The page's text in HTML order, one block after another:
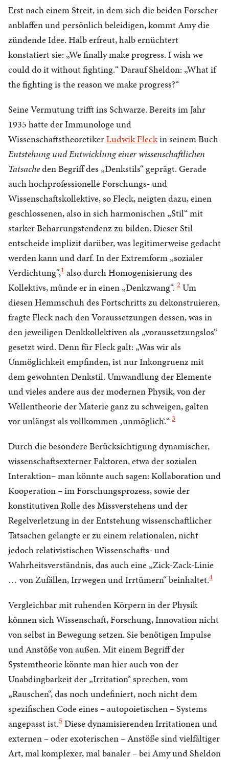
Erst nach einem Streit, in dem sich die beiden Forscher
anblaffen und persönlich beleidigen, kommt Amy die
zündende Idee. Halb erfreut, halb ernüchtert
konstatiert sie: „We finally make progress. I wish we
could do it without fighting.“ Darauf Sheldon: „What if
the fighting is the reason we make progress?“
Seine Vermutung trifft ins Schwarze. Bereits im Jahr
1935 hatte der Immunologe und
WissenschaftstheoretikerLudwik Fleckin seinem Buch
Entstehung und Entwicklung einer wissenschaftlichen
Tatsacheden Begriff des „Denkstils“ geprägt. Gerade
auch hochprofessionelle Forschungs- und
Wissenschaftskollektive, so Fleck, neigten dazu, einen
geschlossenen, also in sich harmonischen „Stil“ mit
starker Beharrungstendenz zu bilden. Dieser Stil
entscheide implizit darüber, was legitimerweise gedacht
werden kann und darf. In der Extremform „sozialer
Verdichtung“,1 also durch Homogenisierung des
Kollektivs, münde er in einen „Denkzwang“. 2 Um
diesen Hemmschuh des Fortschritts zu dekonstruieren,
fragte Fleck nach den Voraussetzungen dessen, was in
den jeweiligen Denkkollektiven als „voraussetzungslos“
gesetzt wird. Denn für Fleck galt: „Was wir als
Unmöglichkeit empfinden, ist nur Inkongruenz mit
dem gewohnten Denkstil. Umwandlung der Elemente
und vieles andere aus der modernen Physik, von der
Wellentheorie der Materie ganz zu schweigen, galten
vor unlängst als vollkommen ‚unmöglich‘.“ 3
Durch die besondere Berücksichtigung dynamischer,
wissenschaftsexterner Faktoren, etwa der sozialen
Interaktion– man könnte auch sagen: Kollaboration und
Kooperation – im Forschungsprozess, sowie der
konstitutiven Rolle des Missverstehens und der
Regelverletzung in der Entstehung wissenschaftlicher
Tatsachen gelangte er zu einem relationalen, nicht
jedoch relativistischen Wissenschafts- und
Wahrheitsverständnis, das auch eine „Zick-Zack-Linie
… von Zufällen, Irrwegen und Irrtümern“ beinhaltet.4
Vergleichbar mit ruhenden Körpern in der Physik
können sich Wissenschaft, Forschung, Innovation nicht
von selbst in Bewegung setzen. Sie benötigen Impulse
und Anstöße von außen. Mit einem Begriff der
Systemtheorie könnte man hier auch von der
Unabdingbarkeit der „Irritation“ sprechen, vom
„Rauschen“, das noch undefiniert, noch nicht dem
spezifischen Code eines – autopoietischen – Systems
angepasst ist.5 Diese dynamisierenden Irritationen und
externen – oder exoterischen – Anstöße sind vielfältiger
Art, mal komplexer, mal banaler – bei Amy und Sheldon